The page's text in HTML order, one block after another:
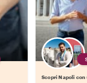
Scopri Napoli con